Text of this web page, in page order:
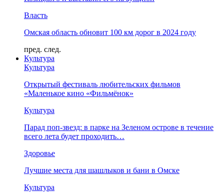
Власть
Омская область обновит 100 км дорог в 2024 году
пред. след.
Культура
Культура
Открытый фестиваль любительских фильмов
«Маленькое кино «Фильмёнок»
Культура
Парад поп-звезд: в парке на Зеленом острове в течение
всего лета будет проходить…
Здоровье
Лучшие места для шашлыков и бани в Омске
Культура